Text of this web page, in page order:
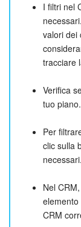
I filtri nel
valori dei
tracciare
Verifica
tuo piano.
Per
clic sulla
necessari.
Nel
CRM